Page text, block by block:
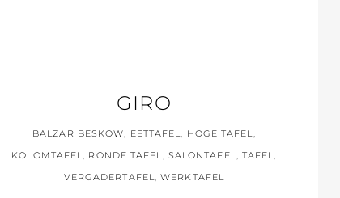
GIRO
BALZAR BESKOW, EETTAFEL, HOGE TAFEL,
KOLOMTAFEL, RONDE TAFEL, SALONTAFEL, TAFEL,
VERGADERTAFEL,WERKTAFEL